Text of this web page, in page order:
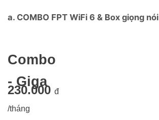
a. COMBO FPT WiFi 6 & Box giọng nói
Combo
- Giga
230.000 đ
/tháng